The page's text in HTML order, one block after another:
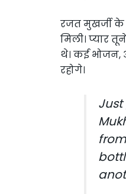
रजत मुखर्जी के
मिली। प्यार
थे। कई भोजन,
रहोगे।